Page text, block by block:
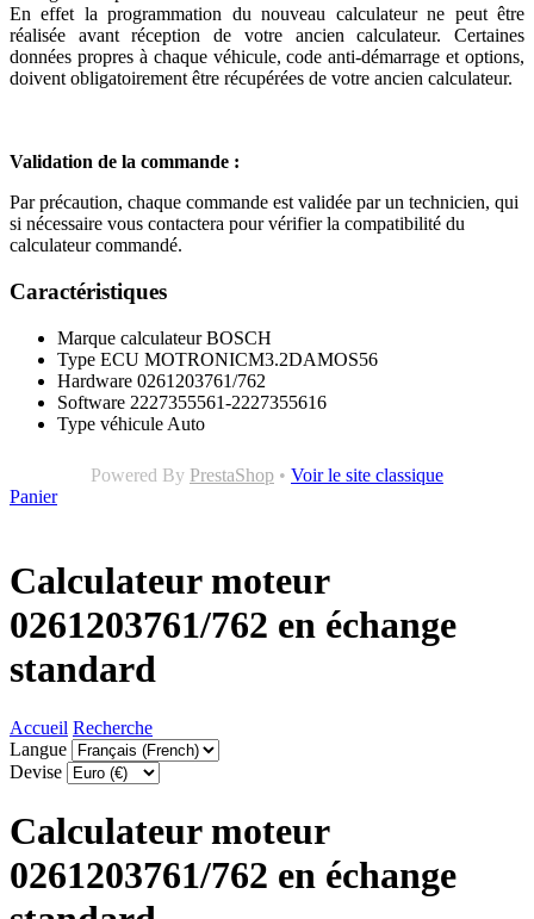
En effet la programmation du nouveau calculateur ne peut être
réalisée avant réception de votre ancien calculateur. Certaines
données propres à chaque véhicule, code anti-démarrage et options,
doivent obligatoirement être récupérées de votre ancien calculateur.
Validation de la commande :
Par précaution, chaque commande est validée par un technicien, qui
si nécessaire vous contactera pour vérifier la compatibilité du
calculateur commandé.
Caractéristiques
Marque calculateur BOSCH
Type ECU MOTRONICM3.2DAMOS56
Hardware 0261203761/762
Software 2227355561-2227355616
Type véhicule Auto
Powered By PrestaShop • Voir le site classique
Panier
Calculateur moteur
0261203761/762 en échange
standard
Accueil Recherche
Langue
Devise
Calculateur moteur
0261203761/762 en échange